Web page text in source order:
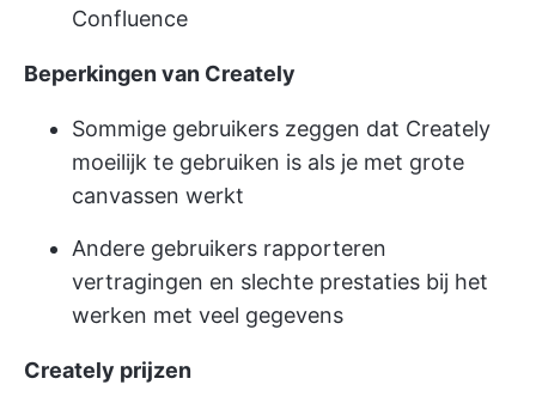
Confluence
Beperkingen van Creately
Sommige gebruikers zeggen dat Creately
moeilijk te gebruiken is als je met grote
canvassen werkt
Andere gebruikers rapporteren
vertragingen en slechte prestaties bij het
werken met veel gegevens
Creately prijzen